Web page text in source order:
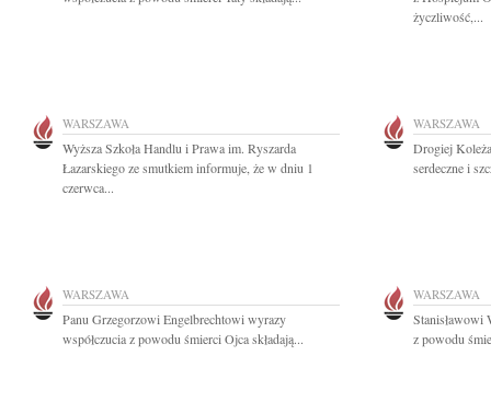
życzliwość,...
WARSZAWA
Wyższa Szkoła Handlu i Prawa im. Ryszarda
Łazarskiego ze smutkiem informuje, że w dniu 1
czerwca...
WARSZAWA
Drogiej
serdeczne i
WARSZAWA
Panu Grzegorzowi Engelbrechtowi wyrazy
współczucia z powodu śmierci Ojca składają...
WARSZAWA
Stanisławowi
z powodu